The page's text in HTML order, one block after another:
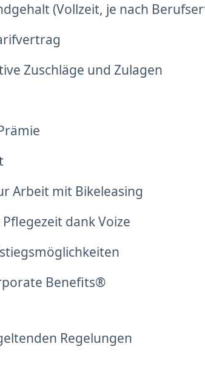
(Vollzeit, je nach
Zuschläge und Zulagen
Arbeit mit Bikeleasing
dank Voize
Benefits®
Regelungen